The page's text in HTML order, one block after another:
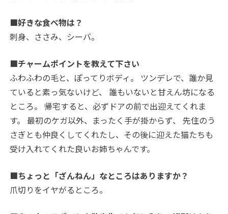
■好きな食べ物は？
刺身、ささみ、シーバ。
■チャームポイントを教えて下さい
ふわふわの毛と、ぽってりボディ。 ツンデレで、誰か見
ていると素っ気ないけど、 誰もいないと甘えん坊になる
ところ。 帰宅すると、必ずドアの前で出迎えてくれま
す。 最初のケガ以外、まったく手が掛からず、 先住のう
さぎとも仲良くしてくれたし、その後に迎えた猫たちも
受け入れてくれた良いお姉ちゃんです。
■ちょっと「ざんねん」なところはありますか？
爪切りをイヤがるところ。